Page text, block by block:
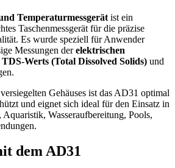
Temperaturmessgerät ist ein
Taschenmessgerät für die präzise
Es wurde speziell für Anwender
Messungen derelektrischen
TDS-Werts (Total Dissolved Solids) und
Gehäuses ist das AD31 optimal
und eignet sich ideal für den Einsatz in
Wasseraufbereitung, Pools,
dem AD31